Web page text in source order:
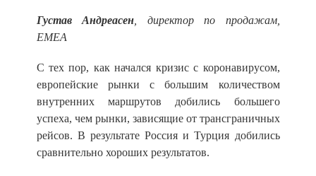
Густав Андреасен , директор по продажам,
EMEA
С тех пор, как начался кризис с коронавирусом,
европейские рынки с большим количеством
внутренних маршрутов добились большего
успеха, чем рынки, зависящие от трансграничных
рейсов. В результате Россия и Турция добились
сравнительно хороших результатов.